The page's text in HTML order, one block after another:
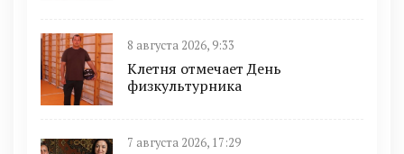
8 августа 2026, 9:33
Клетня отмечает День
физкультурника
7 августа 2026, 17:29